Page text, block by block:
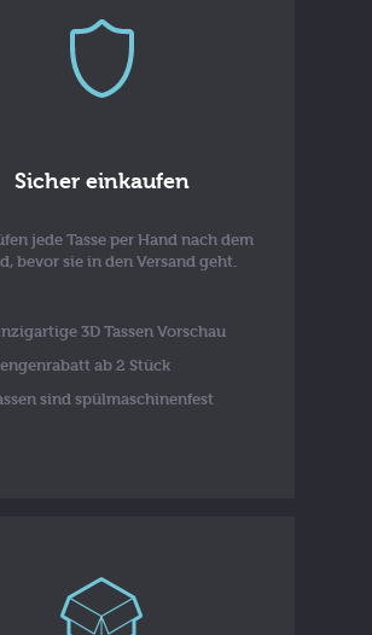
Sicher einkaufen
jede Tasse per Hand nach dem
bevor sie in den Versand geht.
3D Tassen Vorschau
ab 2 Stück
sind spülmaschinenfest